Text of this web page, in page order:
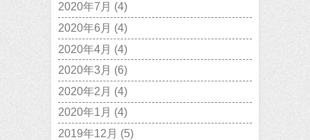
2020年7月 (4)
2020年6月 (4)
2020年4月 (4)
2020年3月 (6)
2020年2月 (4)
2020年1月 (4)
2019年12月 (5)